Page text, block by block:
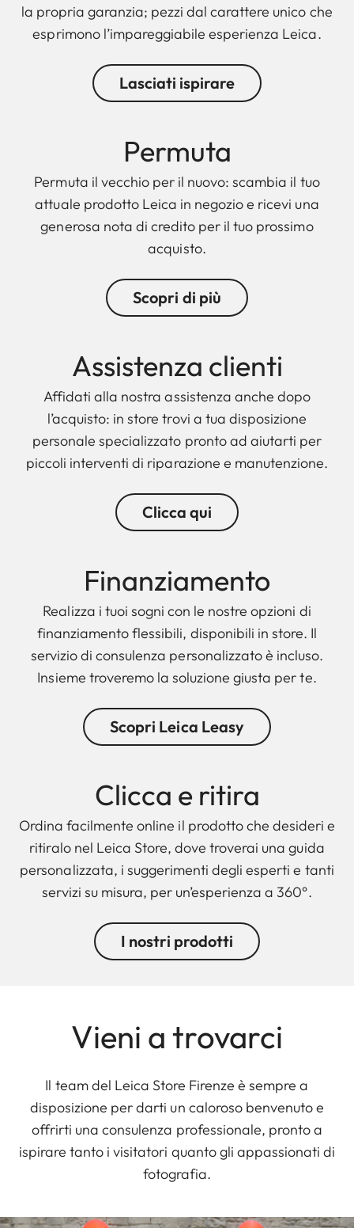
la propria garanzia; pezzi dal carattere unico che
esprimono l’impareggiabile esperienza Leica.
Lasciati ispirare
Permuta
Permuta il vecchio per il nuovo: scambia il tuo
attuale prodotto Leica in negozio e ricevi una
generosa nota di credito per il tuo prossimo
acquisto.
Scopri di più
Assistenza clienti
Affidati alla nostra assistenza anche dopo
l’acquisto: in store trovi a tua disposizione
personale specializzato pronto ad aiutarti per
piccoli interventi di riparazione e manutenzione.
Clicca qui
Finanziamento
Realizza i tuoi sogni con le nostre opzioni di
finanziamento flessibili, disponibili in store. Il
servizio di consulenza personalizzato è incluso.
Insieme troveremo la soluzione giusta per te.
Scopri Leica Leasy
Clicca e ritira
Ordina facilmente online il prodotto che desideri e
ritiralo nel Leica Store, dove troverai una guida
personalizzata, i suggerimenti degli esperti e tanti
servizi su misura, per un’esperienza a 360°.
I nostri prodotti
Vieni a trovarci
Il team del Leica Store Firenze è sempre a
disposizione per darti un caloroso benvenuto e
offrirti una consulenza professionale, pronto a
ispirare tanto i visitatori quanto gli appassionati di
fotografia.